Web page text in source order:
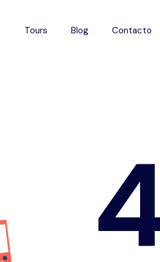
Tours Blog Contacto